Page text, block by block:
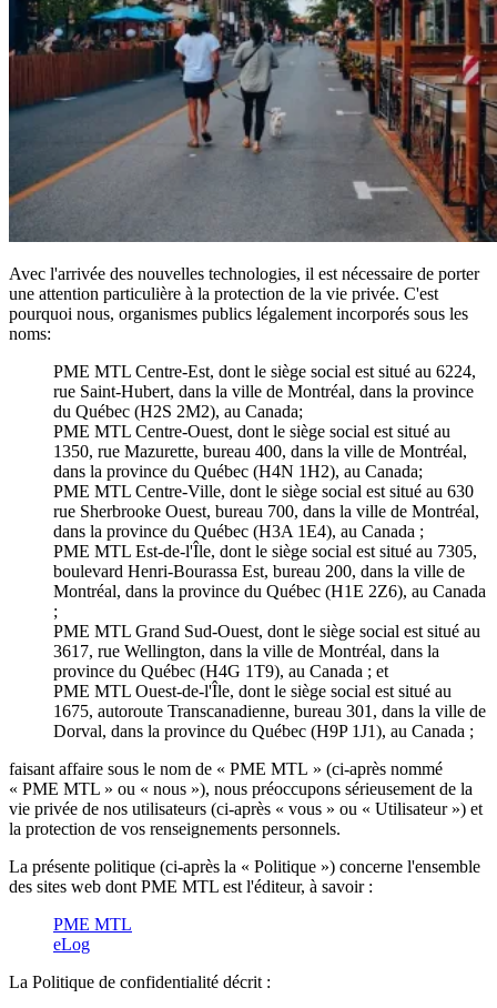
Avec l'arrivée des nouvelles technologies, il est nécessaire de porter
une attention particulière à la protection de la vie privée. C'est
pourquoi nous, organismes publics légalement incorporés sous les
noms:
PME MTL Centre-Est, dont le siège social est situé au 6224,
rue Saint-Hubert, dans la ville de Montréal, dans la province
du Québec (H2S 2M2), au Canada;
PME MTL Centre-Ouest, dont le siège social est situé au
1350, rue Mazurette, bureau 400, dans la ville de Montréal,
dans la province du Québec (H4N 1H2), au Canada;
PME MTL Centre-Ville, dont le siège social est situé au 630
rue Sherbrooke Ouest, bureau 700, dans la ville de Montréal,
dans la province du Québec (H3A 1E4), au Canada ;
PME MTL Est-de-l'Île, dont le siège social est situé au 7305,
boulevard Henri-Bourassa Est, bureau 200, dans la ville de
Montréal, dans la province du Québec (H1E 2Z6), au Canada
;
PME MTL Grand Sud-Ouest, dont le siège social est situé au
3617, rue Wellington, dans la ville de Montréal, dans la
province du Québec (H4G 1T9), au Canada ; et
PME MTL Ouest-de-l'Île, dont le siège social est situé au
1675, autoroute Transcanadienne, bureau 301, dans la ville de
Dorval, dans la province du Québec (H9P 1J1), au Canada ;
faisant affaire sous le nom de « PME MTL » (ci-après nommé
« PME MTL » ou « nous »), nous préoccupons sérieusement de la
vie privée de nos utilisateurs (ci-après « vous » ou « Utilisateur ») et
la protection de vos renseignements personnels.
La présente politique (ci-après la « Politique ») concerne l'ensemble
des sites web dont PME MTL est l'éditeur, à savoir :
PME MTL
eLog
La Politique de confidentialité décrit :